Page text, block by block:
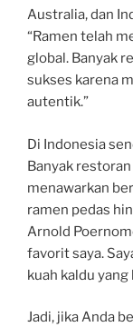
Australia, dan
“Ramen telah
global. Banyak
sukses karena
autentik.”
Di Indonesia
Banyak
menawarkan
ramen pedas
Arnold
favorit saya.
kuah kaldu yang
Jadi, jika Anda